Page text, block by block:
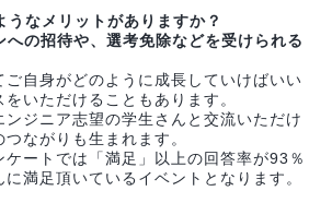
うなメリットがありますか？
の招待や、選考免除などを受けられる
ご自身がどのように成長していけばいい
いただけることもあります。
ンジニア志望の学生さんと交流いただけ
ながりも生まれます。
ートでは「満足」以上の回答率が93％
満足頂いているイベントとなります。